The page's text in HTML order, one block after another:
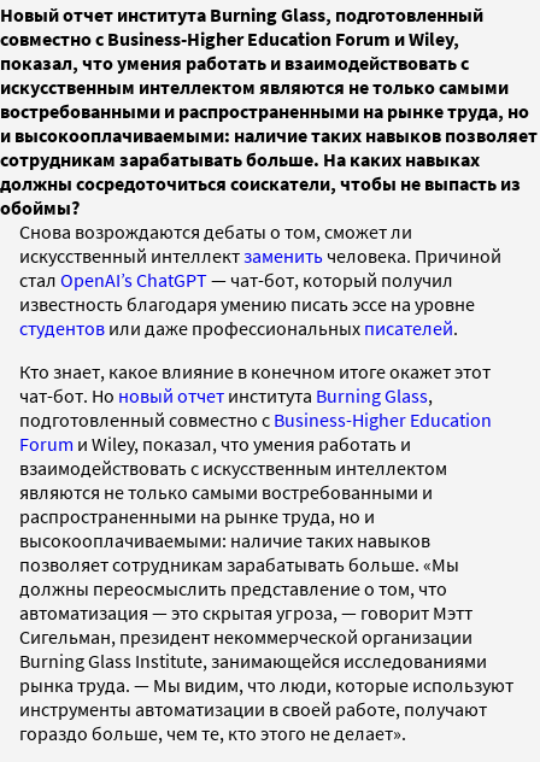
Новый отчет института Burning Glass, подготовленный
совместно с Business-Higher Education Forum и Wiley,
показал, что умения работать и взаимодействовать с
искусственным интеллектом являются не только самыми
востребованными и распространенными на рынке труда, но
и высокооплачиваемыми: наличие таких навыков позволяет
сотрудникам зарабатывать больше. На каких навыках
должны сосредоточиться соискатели, чтобы не выпасть из
обоймы?
Снова возрождаются дебаты о том, сможет ли
искусственный интеллектзаменить человека. Причиной
стал OpenAI’s ChatGPT— чат-бот, который получил
известность благодаря умению писать эссе на уровне
студентов или даже профессиональных писателей.
Кто знает, какое влияние в конечном итоге окажет этот
чат-бот. Но новый отчет института Burning Glass,
подготовленный совместно с Business-Higher Education
Forum и Wiley, показал, что умения работать и
взаимодействовать с искусственным интеллектом
являются не только самыми востребованными и
распространенными на рынке труда, но и
высокооплачиваемыми: наличие таких навыков
позволяет сотрудникам зарабатывать больше. «Мы
должны переосмыслить представление о том, что
автоматизация — это скрытая угроза, — говорит Мэтт
Сигельман, президент некоммерческой организации
Burning Glass Institute, занимающейся исследованиями
рынка труда. — Мы видим, что люди, которые используют
инструменты автоматизации в своей работе, получают
гораздо больше, чем те, кто этого не делает».